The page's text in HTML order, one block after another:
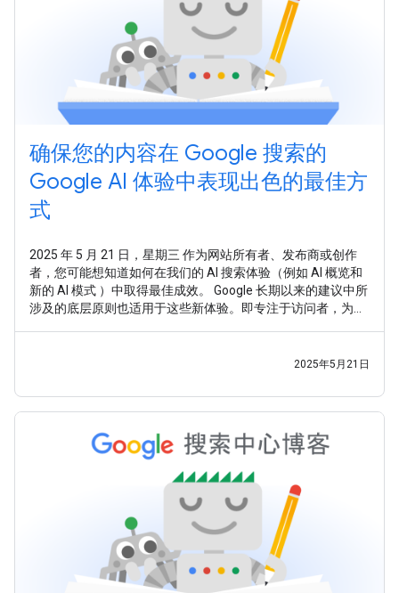
确保您的内容在 Google 搜索的
Google AI 体验中表现出色的最佳方
式
2025 年 5 月 21 日，星期三 作为网站所有者、发布商或创作
者，您可能想知道如何在我们的 AI 搜索体验（例如 AI 概览和
新的 AI 模式 ）中取得最佳成效。 Google 长期以来的建议中所
涉及的底层原则也适用于这些新体验。即专注于访问者，为他
用户找到具有独特价值的优质原创内容。知道这一点之后，以
2025年5月21日